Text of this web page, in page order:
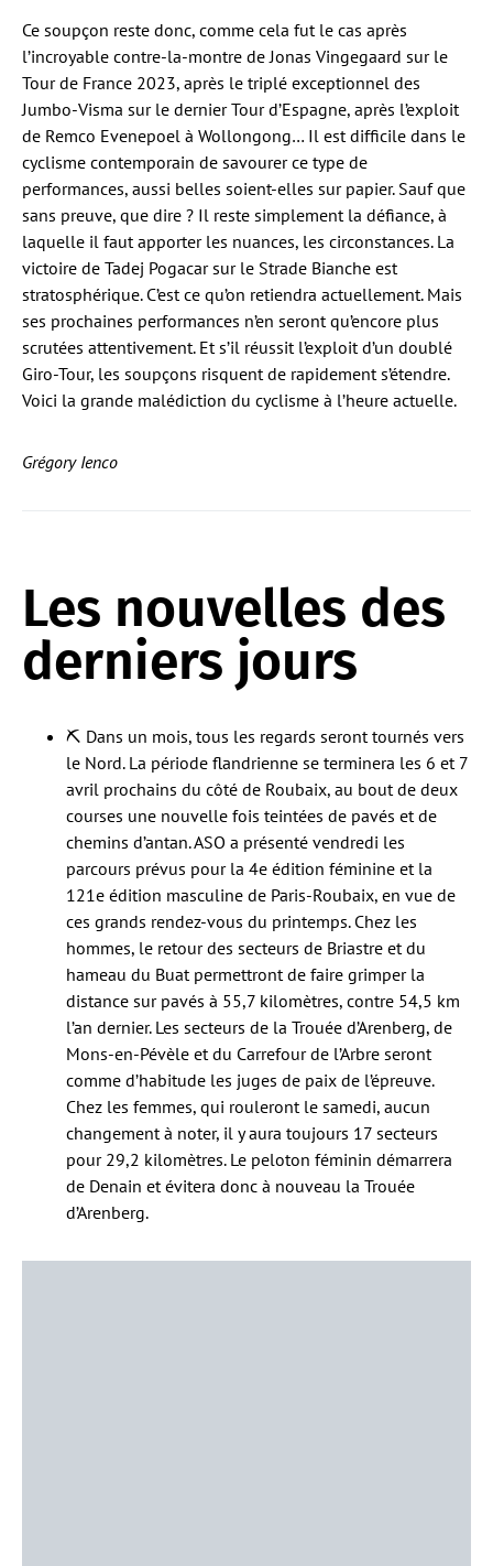
Ce soupçon reste donc, comme cela fut le cas après
l’incroyable contre-la-montre de Jonas Vingegaard sur le
Tour de France 2023, après le triplé exceptionnel des
Jumbo-Visma sur le dernier Tour d’Espagne, après l’exploit
de Remco Evenepoel à Wollongong… Il est difficile dans le
cyclisme contemporain de savourer ce type de
performances, aussi belles soient-elles sur papier. Sauf que
sans preuve, que dire ? Il reste simplement la défiance, à
laquelle il faut apporter les nuances, les circonstances. La
victoire de Tadej Pogacar sur le Strade Bianche est
stratosphérique. C’est ce qu’on retiendra actuellement. Mais
ses prochaines performances n’en seront qu’encore plus
scrutées attentivement. Et s’il réussit l’exploit d’un doublé
Giro-Tour, les soupçons risquent de rapidement s’étendre.
Voici la grande malédiction du cyclisme à l’heure actuelle.
Grégory Ienco
Les nouvelles des
derniers jours
⛏️ Dans un mois, tous les regards seront tournés vers
le Nord. La période flandrienne se terminera les 6 et 7
avril prochains du côté de Roubaix, au bout de deux
courses une nouvelle fois teintées de pavés et de
chemins d’antan. ASO a présenté vendredi les
parcours prévus pour la 4e édition féminine et la
121e édition masculine de Paris-Roubaix, en vue de
ces grands rendez-vous du printemps. Chez les
hommes, le retour des secteurs de Briastre et du
hameau du Buat permettront de faire grimper la
distance sur pavés à 55,7 kilomètres, contre 54,5 km
l’an dernier. Les secteurs de la Trouée d’Arenberg, de
Mons-en-Pévèle et du Carrefour de l’Arbre seront
comme d’habitude les juges de paix de l’épreuve.
Chez les femmes, qui rouleront le samedi, aucun
changement à noter, il y aura toujours 17 secteurs
pour 29,2 kilomètres. Le peloton féminin démarrera
de Denain et évitera donc à nouveau la Trouée
d’Arenberg.